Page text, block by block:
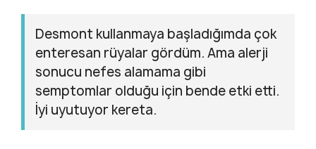
Desmont kullanmaya başladığımda çok
enteresan rüyalar gördüm. Ama alerji
sonucu nefes alamama gibi
semptomlar olduğu için bende etki etti.
İyi uyutuyor kereta.